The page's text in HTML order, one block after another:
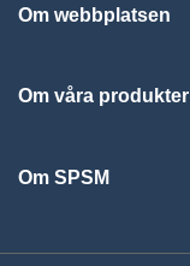
Om webbplatsen
Om våra produkter
Om SPSM